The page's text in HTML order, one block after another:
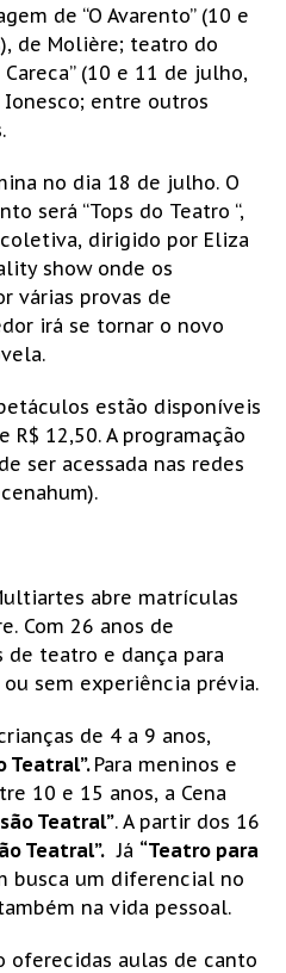
de “O Avarento” (10 e
de Molière; teatro do
Careca” (10 e 11 de julho,
Ionesco; entre outros
no dia 18 de julho. O
será “Tops do Teatro “,
dirigido por Eliza
show onde os
várias provas de
irá se tornar o novo
estão disponíveis
12,50. A programação
ser acessada nas redes
abre matrículas
Com 26 anos de
teatro e dança para
sem experiência prévia.
de 4 a 9 anos,
Teatral”. Para meninos e
10 e 15 anos, a Cena
Teatral”. A partir dos 16
Teatral”.Já “Teatro para
busca um diferencial no
na vida pessoal.
oferecidas aulas de canto